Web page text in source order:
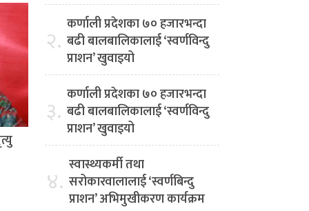
२. कर्णाली प्रदेशका ७० हजारभन्दा
बढी बालबालिकालाई ‘स्वर्णविन्दु
प्राशन’ खुवाइयो
३. कर्णाली प्रदेशका ७० हजारभन्दा
बढी बालबालिकालाई ‘स्वर्णविन्दु
प्राशन’ खुवाइयो
४. स्वास्थ्यकर्मी तथा
सरोकारवालालाई ‘स्वर्णबिन्दु
प्राशन’ अभिमुखीकरण कार्यक्रम